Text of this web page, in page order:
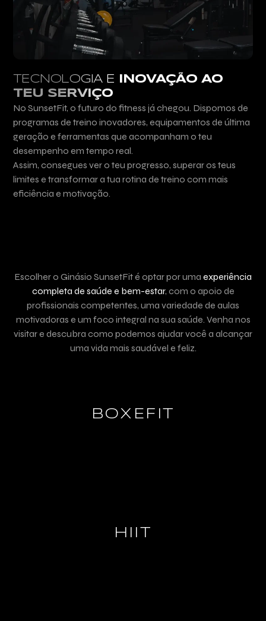
TECNOLOGIA E
INOVAÇÃO AO
TEU SERVIÇO
No SunsetFit, o futuro do fitness já chegou. Dispomos de
programas de treino inovadores, equipamentos de última
geração e ferramentas que acompanham o teu
desempenho em tempo real.
Assim, consegues ver o teu progresso, superar os teus
limites e transformar a tua rotina de treino com mais
eficiência e motivação.
Escolher o Ginásio SunsetFit é optar por uma experiência
completa de saúde e bem-estar, com o apoio de
profissionais competentes, uma variedade de aulas
motivadoras e um foco integral na sua saúde. Venha nos
visitar e descubra como podemos ajudar você a alcançar
uma vida mais saudável e feliz.
BOXEFIT
HIIT